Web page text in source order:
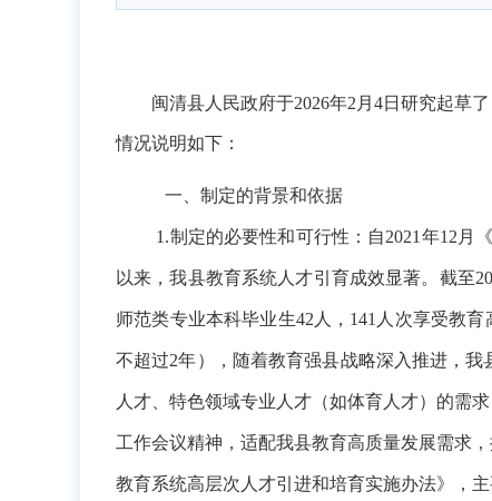
闽清县 人民政府于2026年2月4日 研究起草了
情况说明如下：
一、制定的背景和依据
1.制定的必要性和可行性 ： 自2021年12月
以来，我县教育系统人才引育成效显著。 截至
师范类专业本科毕业生42人， 141人次享受教
不超过2年），随着教育强县战略深入推进，
人才、特色领域专业人才（如体育人才）的需
工作会议精神，适配我县教育高质量发展需求
教育系统高层次人才引进和培育实施办法》，